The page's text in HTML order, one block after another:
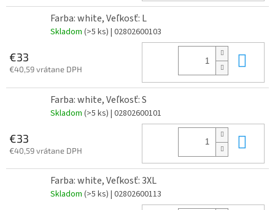
Farba: white, Veľkosť: L
Skladom (>5 ks) | 02802600103
€33
€40,59 vrátane DPH
Farba: white, Veľkosť: S
Skladom (>5 ks) | 02802600101
€33
€40,59 vrátane DPH
Farba: white, Veľkosť: 3XL
Skladom (>5 ks) | 02802600113